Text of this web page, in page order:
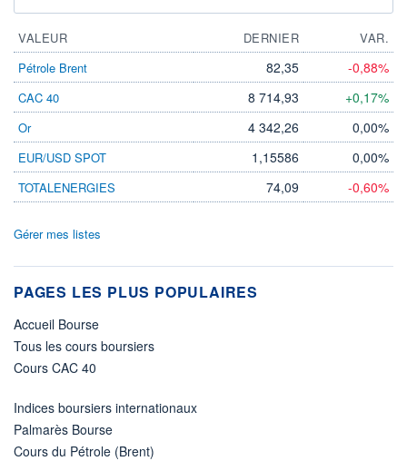
VALEUR DERNIER
VAR.
Pétrole Brent
82,35 -0,88%
CAC 40 8 714,93 +0,17%
Or 4 342,26 0,00%
EUR/USD SPOT 1,15586 0,00%
TOTALENERGIES 74,09 -0,60%
Gérer mes listes
PAGES LES PLUS POPULAIRES
Accueil Bourse
Tous les cours boursiers
Cours CAC 40
Indices boursiers internationaux
Palmarès Bourse
Cours du Pétrole (Brent)